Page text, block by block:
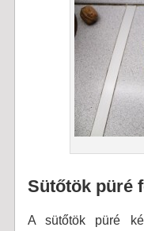
Sütőtök püré
A sütőtök püré